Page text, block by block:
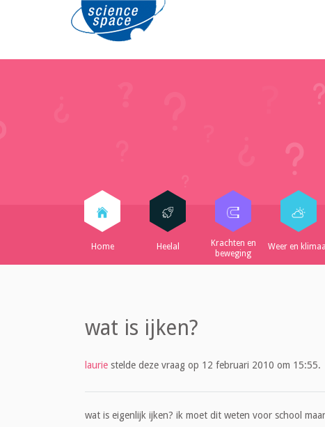
Home Heelal
Krachten en
beweging
Weer en
wat is ijken?
laurie stelde deze vraag op 12 februari 2010 om 15:55.
wat is eigenlijk ijken? ik moet dit weten voor school